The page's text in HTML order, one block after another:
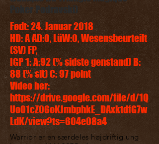
Poker Podravski)
Født: 24. Januar 2018
HD: A AD:0, LüW:0, Wesensbeurteilt
(SV) FP,
IGP 1: A:92 (% sidste genstand) B:
88 (% sit) C: 97 point
Video her:
https://drive.google.com/file/d/1Q
Uo01cZ06oKJmbphkE_DAxktdfG7w
LdK/view?ts=604e08a4
Warrior er en særdeles højdriftig ung